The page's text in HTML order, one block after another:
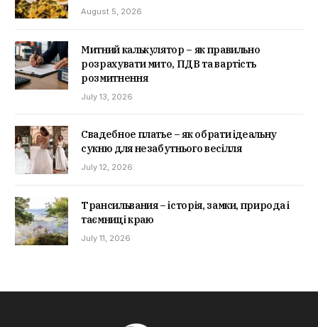
August 5, 2026
Митний калькулятор – як правильно
розрахувати мито, ПДВ та вартість
розмитнення
July 13, 2026
Свадебное платье – як обрати ідеальну
сукню для незабутнього весілля
July 12, 2026
Трансильвания – історія, замки, природа і
таємниці краю
July 11, 2026